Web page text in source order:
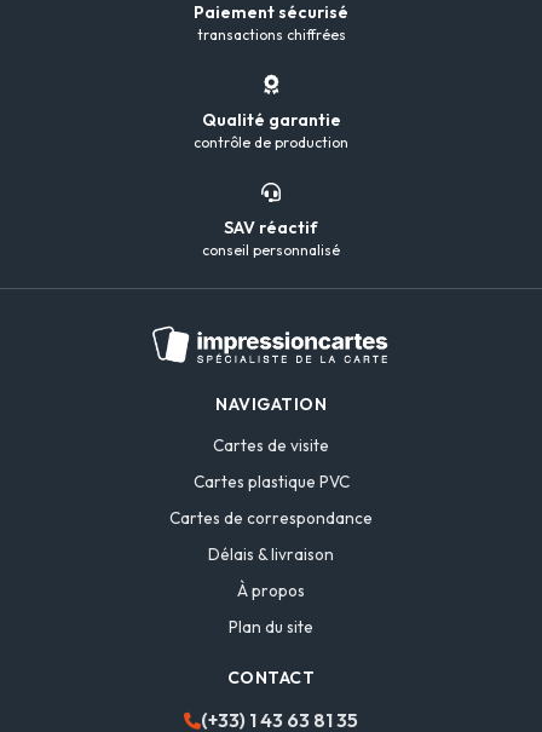
Paiement sécurisé
transactions chiffrées
Qualité garantie
contrôle de production
SAV réactif
conseil personnalisé
NAVIGATION
Cartes de visite
Cartes plastique PVC
Cartes de correspondance
Délais & livraison
À propos
Plan du site
CONTACT
(+33) 1 43 63 81 35